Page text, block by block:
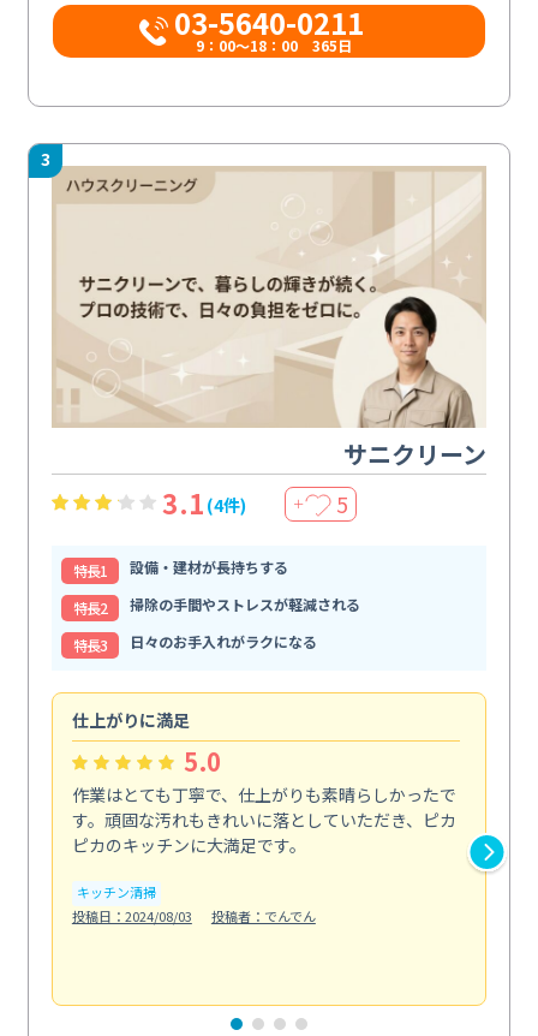
03-5640-0211
9：00～18：00 365日
3
サニクリーン
3.1 (4件) ＋ 5
特⻑1
設備・建材が長持ちする
特⻑2
掃除の手間やストレスが軽減される
特⻑3
日々のお手入れがラクになる
仕上がりに満足
5.0
作業はとても丁寧で、仕上がりも素晴らしかったで
す。頑固な汚れもきれいに落としていただき、ピカ
ピカのキッチンに大満足です。
キッチン清掃
投稿日：2024/08/03
投稿者：でんでん